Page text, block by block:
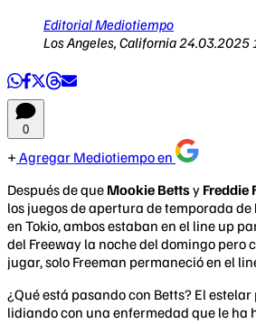
Editorial Mediotiempo
Los Angeles, California24.03.2025
0
Agregar Mediotiempo en
Después de que Mookie Bettsy Freddie
los juegos de apertura de temporada de
en Tokio, ambos estaban en el line up
del Freeway la noche del domingo pero
jugar, solo Freeman permaneció en el
¿Qué está pasando con Betts? El
lidiando con una enfermedad que le ha